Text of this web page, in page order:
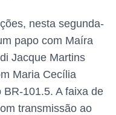
nesta segunda-
papo com Maíra
Jacque Martins
Maria Cecília
101.5. A faixa de
transmissão ao